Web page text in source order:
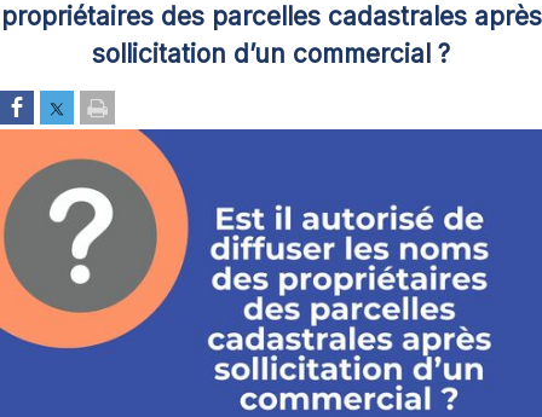
propriétaires des parcelles cadastrales après
sollicitation d’un commercial ?